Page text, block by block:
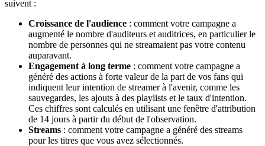
suivent :
Croissance de l'audience : comment votre campagne a
augmenté le nombre d'auditeurs et auditrices, en particulier le
nombre de personnes qui ne streamaient pas votre contenu
auparavant.
Engagement à long terme : comment votre campagne a
généré des actions à forte valeur de la part de vos fans qui
indiquent leur intention de streamer à l'avenir, comme les
sauvegardes, les ajouts à des playlists et le taux d'intention.
Ces chiffres sont calculés en utilisant une fenêtre d'attribution
de 14 jours à partir du début de l'observation.
Streams : comment votre campagne a généré des streams
pour les titres que vous avez sélectionnés.